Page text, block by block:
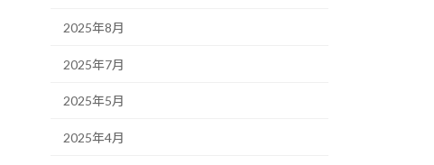
2025年8月
2025年7月
2025年5月
2025年4月